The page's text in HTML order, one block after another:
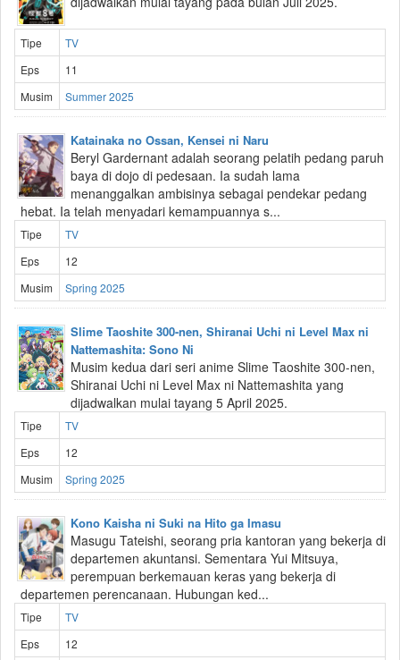
Tipe
TV
Eps
11
Musim
Summer 2025
Katainaka no Ossan, Kensei ni Naru
Beryl Gardernant adalah seorang pelatih pedang paruh
baya di dojo di pedesaan. Ia sudah lama
menanggalkan ambisinya sebagai pendekar pedang
hebat. Ia telah menyadari kemampuannya s...
Tipe
TV
Eps
12
Musim
Spring 2025
Slime Taoshite 300-nen, Shiranai Uchi ni Level Max ni
Nattemashita: Sono Ni
Musim kedua dari seri anime Slime Taoshite 300-nen,
Shiranai Uchi ni Level Max ni Nattemashita yang
dijadwalkan mulai tayang 5 April 2025.
Tipe
TV
Eps
12
Musim
Spring 2025
Kono Kaisha ni Suki na Hito ga Imasu
Masugu Tateishi, seorang pria kantoran yang bekerja di
departemen akuntansi. Sementara Yui Mitsuya,
perempuan berkemauan keras yang bekerja di
departemen perencanaan. Hubungan ked...
Tipe
TV
Eps
12